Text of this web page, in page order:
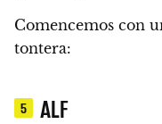
Comencemos con
tontera:
5 ALF